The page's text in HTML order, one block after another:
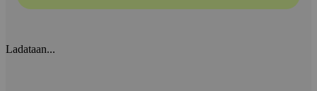
Ladataan...